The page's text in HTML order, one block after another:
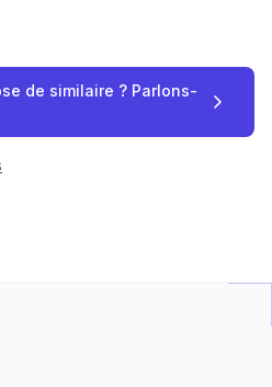
de similaire ? Parlons-